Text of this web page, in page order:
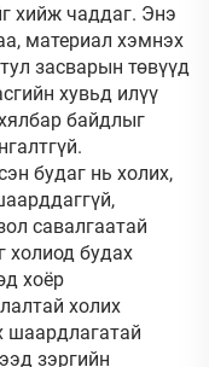
хийж чаддаг. Энэ
материал хэмнэх
засварын төвүүд
хувьд илүү
байдлыг
будаг нь холих,
савалгаатай
холиод будах
хоёр
холих
шаардлагатай
зэргийн